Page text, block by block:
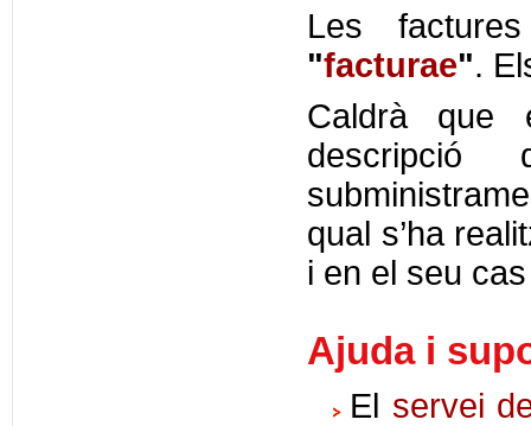
Les
"facturae".
Caldrà que
qual s’ha
i en el seu
Ajuda i
El servei